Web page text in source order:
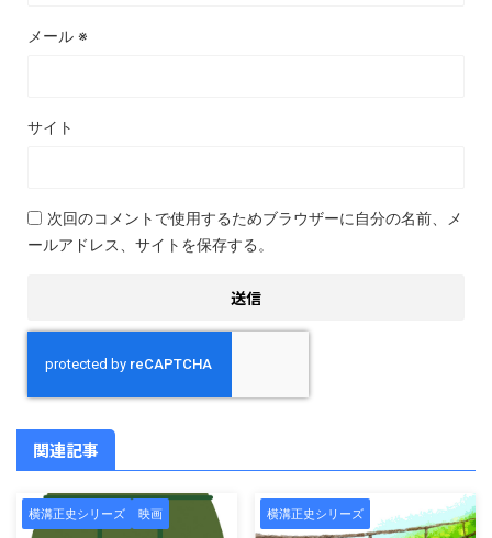
メール ※
サイト
次回のコメントで使用するためブラウザーに自分の名前、メ
ールアドレス、サイトを保存する。
関連記事
横溝正史シリーズ 映画 横溝正史シリーズ